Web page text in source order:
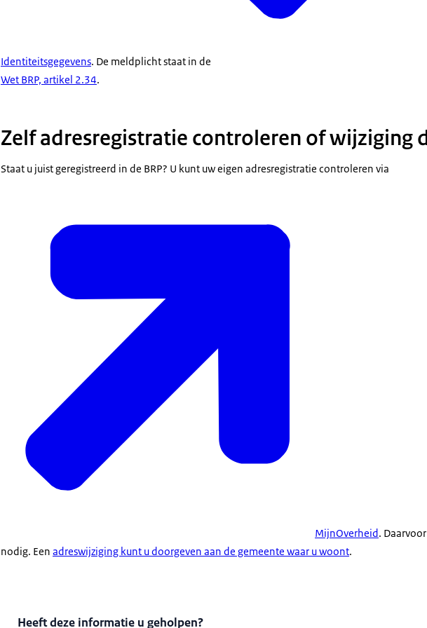
Identiteitsgegevens. De meldplicht staat in de
Wet BRP, artikel 2.34.
Zelf adresregistratie controleren of wijziging
Staat u juist geregistreerd in de BRP? U kunt uw eigen adresregistratie controleren via
MijnOverheid.
nodig. Een adreswijziging kunt u doorgeven aan de gemeente waar u woont.
Heeft deze informatie u geholpen?